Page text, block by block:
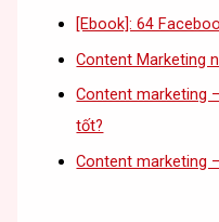
[Ebook]: 64
Content Marketing
Content marketing
tốt?
Content marketing